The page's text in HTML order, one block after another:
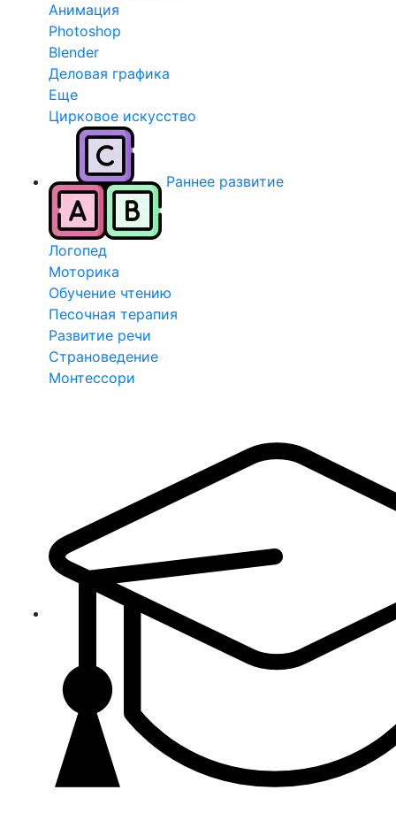
Анимация
Photoshop
Blender
Деловая графика
Еще
Цирковое искусство
Раннее развитие
Логопед
Моторика
Обучение чтению
Песочная терапия
Развитие речи
Страноведение
Монтессори